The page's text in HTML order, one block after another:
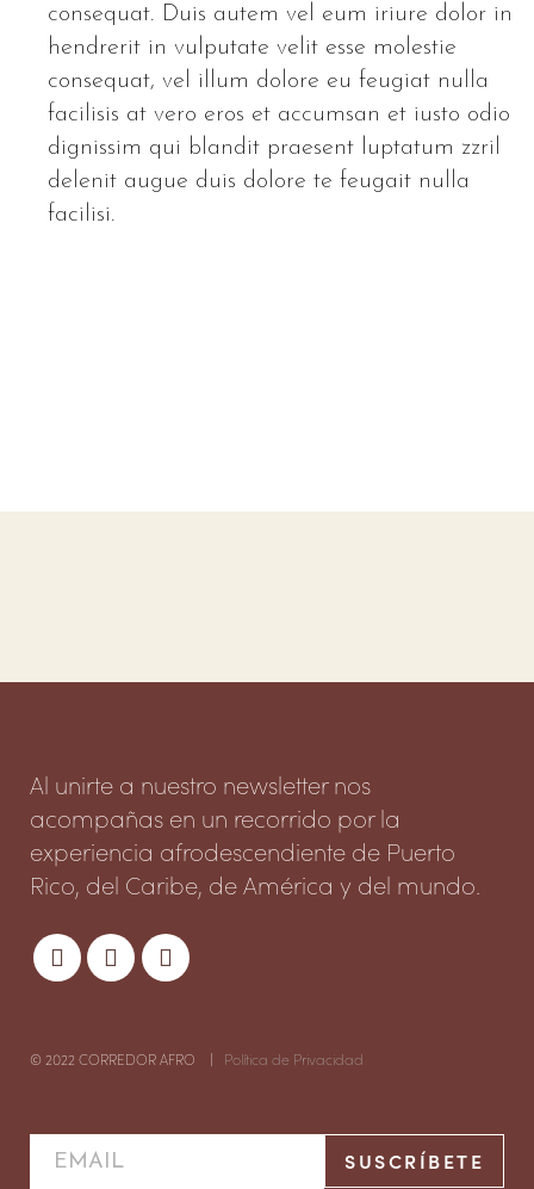
consequat. Duis autem vel eum iriure dolor in
hendrerit in vulputate velit esse molestie
consequat, vel illum dolore eu feugiat nulla
facilisis at vero eros et accumsan et iusto odio
dignissim qui blandit praesent luptatum zzril
delenit augue duis dolore te feugait nulla
facilisi.
Al unirte a nuestro newsletter nos
acompañas en un recorrido por la
experiencia afrodescendiente de Puerto
Rico, del Caribe, de América y del mundo.
© 2022 CORREDOR AFRO | Política de Privacidad